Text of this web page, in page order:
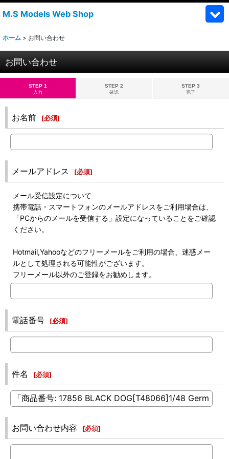
M.S Models Web Shop
ホーム > お問い合わせ
お問い合わせ
STEP 1
入力
STEP 2
確認
STEP 3
完了
お名前 [必須]
メールアドレス [必須]
メール受信設定について
携帯電話・スマートフォンのメールアドレスをご利用場合は、
「PCからのメールを受信する」設定になっていることをご確認
ください。
Hotmail,Yahooなどのフリーメールをご利用の場合、迷惑メー
ルとして処理される可能性がございます。
フリーメール以外のご登録をお勧めします。
電話番号 [必須]
件名 [必須]
お問い合わせ内容 [必須]